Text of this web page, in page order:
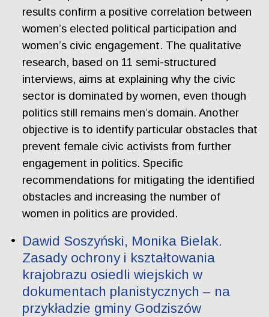
results confirm a positive correlation between
women’s elected political participation and
women’s civic engagement. The qualitative
research, based on 11 semi-structured
interviews, aims at explaining why the civic
sector is dominated by women, even though
politics still remains men’s domain. Another
objective is to identify particular obstacles that
prevent female civic activists from further
engagement in politics. Specific
recommendations for mitigating the identified
obstacles and increasing the number of
women in politics are provided.
Dawid Soszyński, Monika Bielak.
Zasady ochrony i kształtowania
krajobrazu osiedli wiejskich w
dokumentach planistycznych – na
przykładzie gminy Godziszów